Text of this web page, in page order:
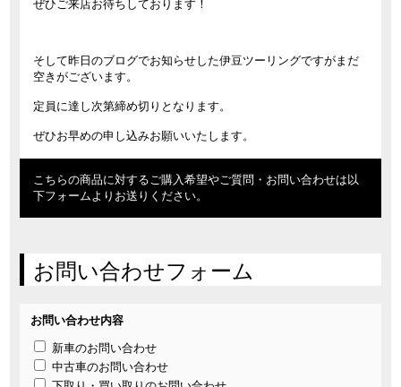
ぜひご来店お待ちしております！
そして昨日のブログでお知らせした伊豆ツーリングですがまだ
空きがございます。
定員に達し次第締め切りとなります。
ぜひお早めの申し込みお願いいたします。
こちらの商品に対するご購入希望やご質問・お問い合わせは以
下フォームよりお送りください。
お問い合わせフォーム
お問い合わせ内容
新車のお問い合わせ
中古車のお問い合わせ